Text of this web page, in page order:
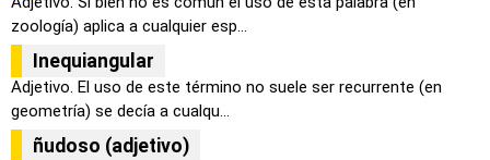
zoología) aplica a cualquier esp...
Inequiangular
Adjetivo. El uso de este término no suele ser recurrente (en
geometría) se decía a cualqu...
ñudoso (adjetivo)